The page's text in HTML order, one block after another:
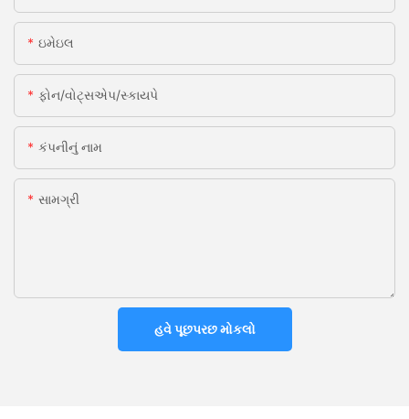
ઇમેઇલ
ફોન/વોટ્સએપ/સ્કાયપે
કંપનીનું નામ
સામગ્રી
હવે પૂછપરછ મોકલો